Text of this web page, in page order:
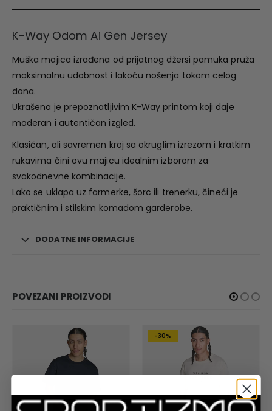
K-Way Odom Ai Gen Jersey
Muška majica izrađena od prijatnog džersi pamuka pruža
maksimalnu udobnost i lakoću nošenja tokom celog
dana.
Ukrašena je prepoznatljivim K-Way printom koji daje
moderan i autentičan izgled.
Klasičan, ali savremen kroj sa okruglim izrezom i kratkim
rukavima čini ovu majicu idealnim izborom za
svakodnevne kombinacije.
Lako se uklapa uz farmerke, šorc ili trenerku, čineći je
praktičnim i stilskim komadom garderobe.
DODATNE INFORMACIJE
POVEZANI PROIZVODI
-30%